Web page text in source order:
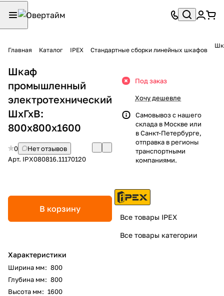
Главная Каталог IPEX Стандартные сборки линейных шкафов
Шкаф
промышленный
электротехнический
ШхГхВ:
800х800х1600
0
Нет отзывов
Арт. IPX080816.11170120
В корзину
Характеристики
Ширина мм: 800
Глубина мм: 800
Высота мм: 1600
Под заказ
Хочу дешевле
Самовывоз с нашего
склада в Москве или
в Санкт-Петербурге,
отправка в регионы
транспортными
компаниями.
Все товары IPEX
Все товары категории